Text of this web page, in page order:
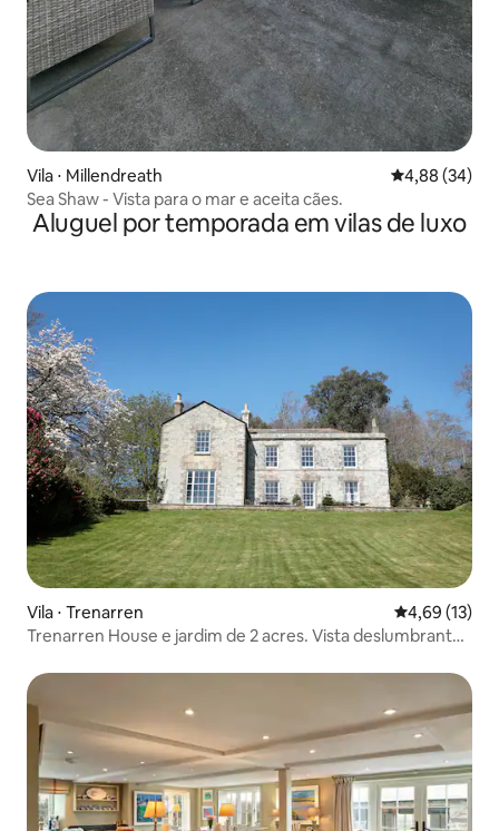
Vila ⋅ Millendreath 4,88 de uma
4,88 (34)
Sea Shaw - Vista para o mar e aceita cães.
Aluguel por temporada em vilas de luxo
Vila ⋅ Trenarren 4,69 de uma
4,69 (13)
Trenarren House e jardim de 2 acres. Vista deslumbrante